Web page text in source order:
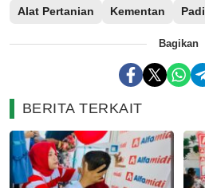
Alat Pertanian Kementan Padi
Bagikan
BERITA TERKAIT